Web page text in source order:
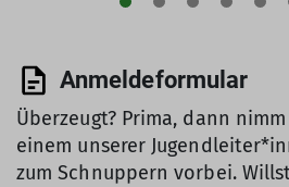
Mittwoch, 11.03.2026, 19:00 Uhr,
Anmeldeformular
Überzeugt? Prima, dann
einem unserer
zum Schnuppern vorbei.